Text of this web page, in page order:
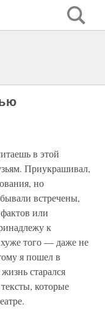
в этой
Приукрашивал,
но
встречены,
или
к
того — даже не
я пошел в
старался
которые